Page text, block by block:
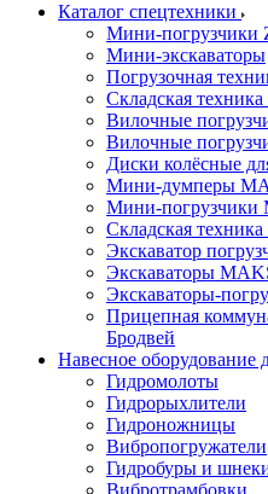
Каталог спецтехники
Мини-погрузчики
Мини-экскаваторы
Погрузочная
Складская
Вилочные
Вилочные
Диски колёсные
Мини-думперы
Мини-погрузчики
Складская техника
Экскаватор
Экскаваторы
Экскаваторы-
Прицепная
Бродвей
Навесное оборудование
Гидромолоты
Гидрорыхлители
Гидроножницы
Вибропогружатели
Гидробуры и
Вибротрамбовки